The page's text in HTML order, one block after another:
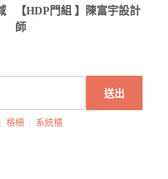
送出
| 格柵 | 系統櫃
【HDP門組 】陳富宇設計
師